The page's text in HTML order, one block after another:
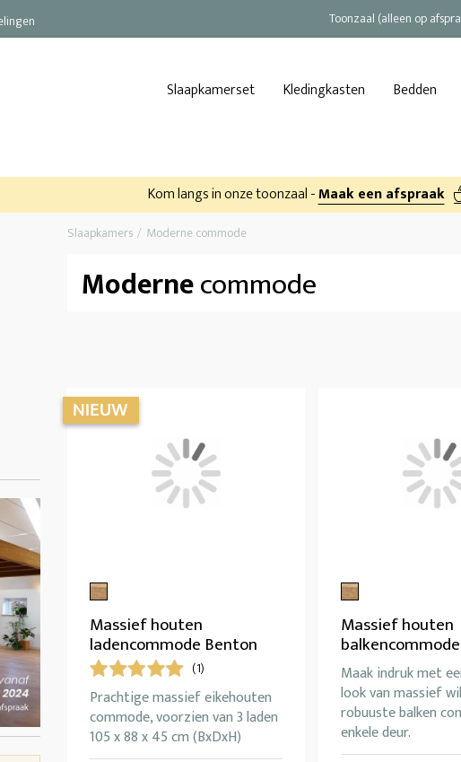
Toonzaal (alleen op
Slaapkamerset Kledingkasten Bedden
Kom langs in onze toonzaal -Maak een afspraak
Slaapkamers Moderne commode
Modernecommode
Massief houten
ladencommode Benton
(1)
Prachtige massief eikehouten
commode, voorzien van 3 laden
105 x 88 x 45 cm (BxDxH)
Massief houten
Maak indruk met
look van massief
robuuste balken
enkele deur.